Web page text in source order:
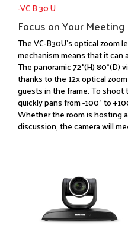
-VC B 30 U
Focus on Your Meeting
The VC-B30U's optical zoom
mechanism means that it
The panoramic 72°(H)
thanks to the 12x optical
guests in the frame. To
quickly pans from -100° to
Whether the room is hosting
discussion, the camera will